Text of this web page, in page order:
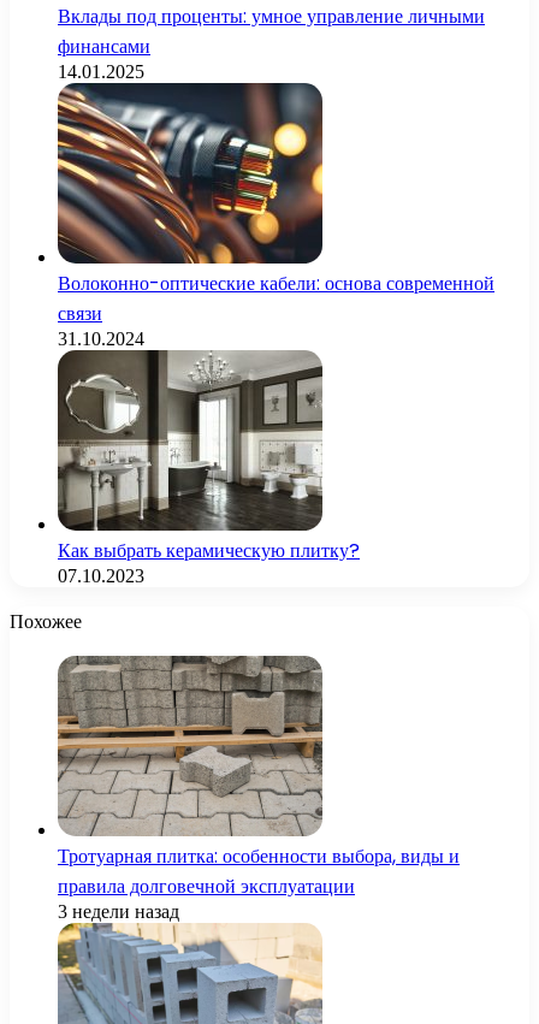
Вклады под проценты: умное управление личными
финансами
14.01.2025
Волоконно-оптические кабели: основа современной
связи
31.10.2024
Как выбрать керамическую плитку?
07.10.2023
Похожее
Тротуарная плитка: особенности выбора, виды и
правила долговечной эксплуатации
3 недели назад